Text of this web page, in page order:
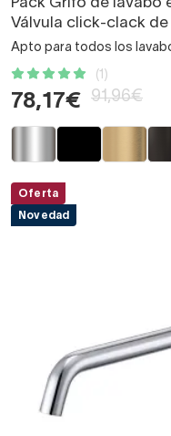
Pack Grifo de lavabo
Válvula click-clack de
Apto para todos los
(1)
78,17€ 91,96€
Oferta
Novedad